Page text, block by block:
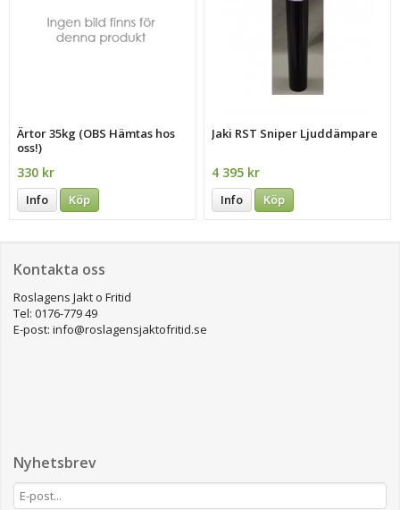
Ärtor 35kg (OBS Hämtas hos
oss!)
330 kr
Info Köp
Jaki RST Sniper Ljuddämpare
4 395 kr
Info Köp
Kontakta oss
Roslagens Jakt o Fritid
Tel: 0176-779 49
E-post: info@roslagensjaktofritid.se
Nyhetsbrev